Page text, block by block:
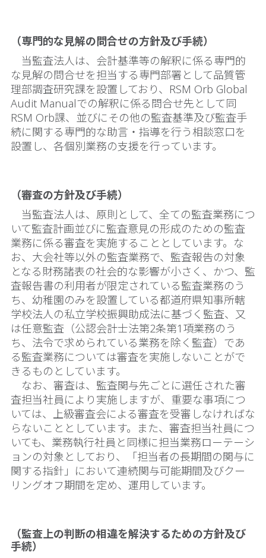
（専門的な見解の問合せの方針及び手続）
当監査法人は、会計基準等の解釈に係る専門的
な見解の問合せを担当する専門部署として品質管
理部調査研究課を設置しており、RSM Orb Global
Audit Manualでの解釈に係る問合せ先として同
RSM Orb課、並びにその他の監査基準及び監査手
続に関する専門的な助言・指導を行う相談窓口を
設置し、各個別業務の支援を行っています。
（審査の方針及び手続）
当監査法人は、原則として、全ての監査業務につ
いて監査計画並びに監査意見の形成のための監査
業務に係る審査を実施することとしています。な
お、大会社等以外の監査業務で、監査報告の対象
となる財務諸表の社会的な影響が小さく、かつ、監
査報告書の利用者が限定されている監査業務のう
ち、幼稚園のみを設置している都道府県知事所轄
学校法人の私立学校振興助成法に基づく監査、又
は任意監査（公認会計士法第2条第1項業務のう
ち、法令で求められている業務を除く監査）であ
る監査業務については審査を実施しないことがで
きるものとしています。
なお、審査は、監査関与先ごとに選任された審
査担当社員により実施しますが、重要な事項につ
いては、上級審査会による審査を受審しなければな
らないこととしています。また、審査担当社員につ
いても、業務執行社員と同様に担当業務ローテーシ
ョンの対象としており、「担当者の長期間の関与に
関する指針」において連続関与可能期間及びクー
リングオフ期間を定め、運用しています。
（監査上の判断の相違を解決するための方針及び
手続）